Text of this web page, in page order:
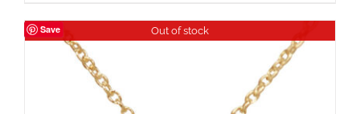
Save Out of stock